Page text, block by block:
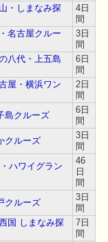
・しまなみ探
4日
間
名古屋クルー
3日
間
八代・上五島
6日
間
屋・横浜ワン
2日
間
島クルーズ
6日
間
クルーズ
3日
間
ハワイグラン
46
日
間
クルーズ
3日
間
国 しまなみ探
7日
間